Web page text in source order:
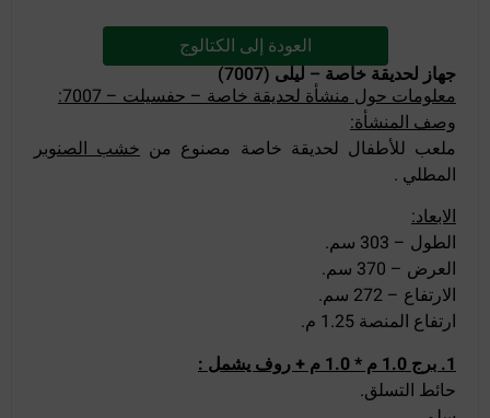
العودة إلى الكتالوج
جهاز لحديقة خاصة – ليلى (7007)
معلومات حول منشأة لحديقة خاصة – حفسيلت – 7007:
وصف المنشأة:
ملعب للأطفال لحديقة خاصة مصنوع من خشب الصنوبر
المطلي .
الابعاد:
الطول – 303 سم.
العرض – 370 سم.
الارتفاع – 272 سم.
ارتفاع المنصة 1.25 م.
1. برج 1.0 م * 1.0 م + روف يشمل :
حائط التسلق.